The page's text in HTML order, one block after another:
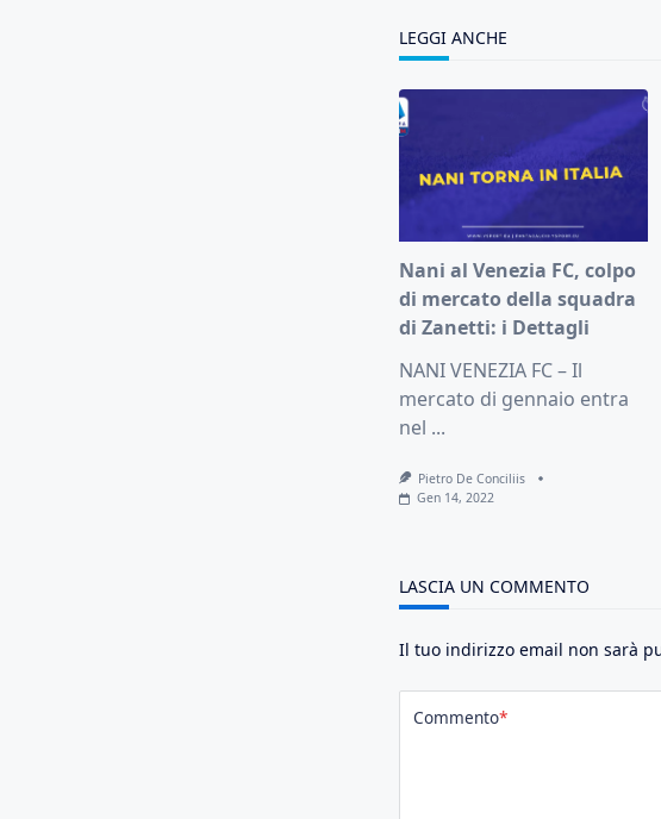
LEGGI ANCHE
Nani al Venezia FC, colpo
di mercato della squadra
di Zanetti: i Dettagli
NANI VENEZIA FC – Il
mercato di gennaio entra
nel ...
Pietro De Conciliis
Gen 14, 2022
LASCIA UN COMMENTO
Il tuo indirizzo email non sarà
Commento*